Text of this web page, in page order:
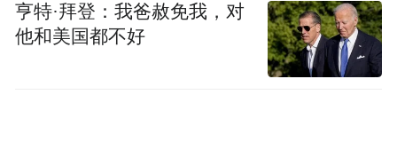
亨特·拜登：我爸赦免我，对
他和美国都不好